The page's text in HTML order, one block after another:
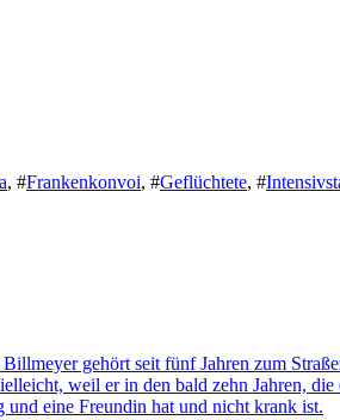
, #Frankenkonvoi, #Geflüchtete, #